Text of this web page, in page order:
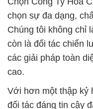
chọn sự đa dạng,
Chúng tôi không chỉ
còn là đối tác chiến
các giải pháp toàn
cao.
Với hơn một thập kỷ
đối tác đáng tin cậy